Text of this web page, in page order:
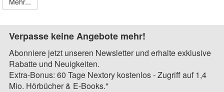
Verpasse keine Angebote mehr!
Abonniere jetzt unseren Newsletter und erhalte exklusive
Rabatte und Neuigkeiten.
Extra-Bonus: 60 Tage Nextory kostenlos - Zugriff auf 1,4
Mio. Hörbücher & E-Books.*